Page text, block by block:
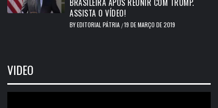
BRASILEIRA APÓS REUNIR COM TRUMP.
ASSISTA O VÍDEO!
BYEDITORIAL PÁTRIA /19 DE MARÇO DE 2019
VIDEO